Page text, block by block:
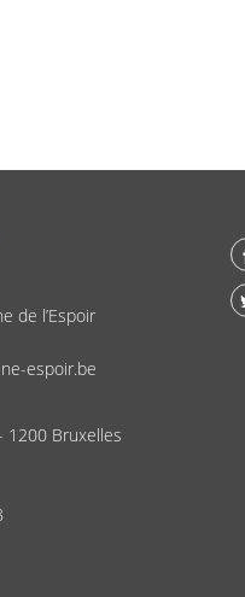
de l’Espoir
espoir.be
1200 Bruxelles